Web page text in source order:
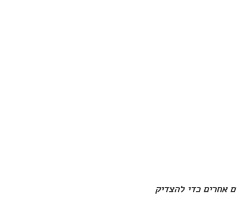
אחרים כדי להצדיק